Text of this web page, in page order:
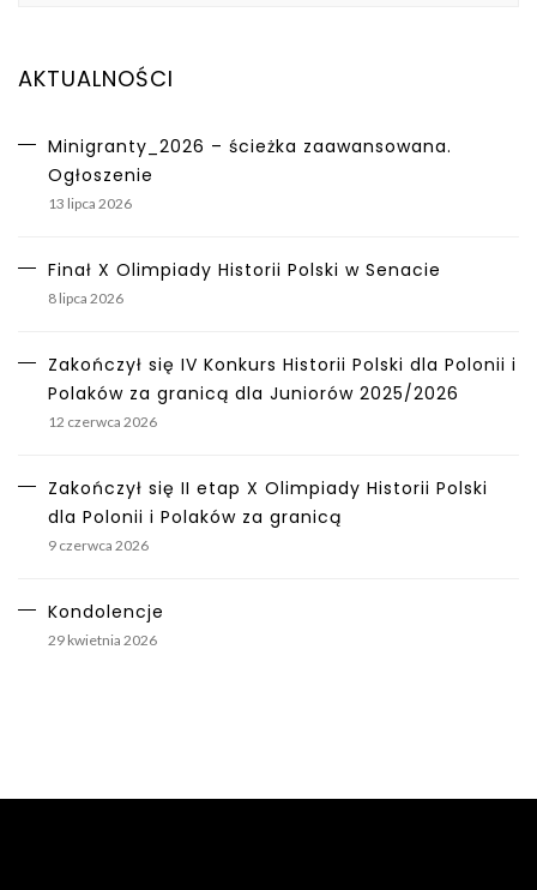
AKTUALNOŚCI
Minigranty_2026 – ścieżka zaawansowana.
Ogłoszenie
13 lipca 2026
Finał X Olimpiady Historii Polski w Senacie
8 lipca 2026
Zakończył się IV Konkurs Historii Polski dla Polonii i
Polaków za granicą dla Juniorów 2025/2026
12 czerwca 2026
Zakończył się II etap X Olimpiady Historii Polski
dla Polonii i Polaków za granicą
9 czerwca 2026
Kondolencje
29 kwietnia 2026